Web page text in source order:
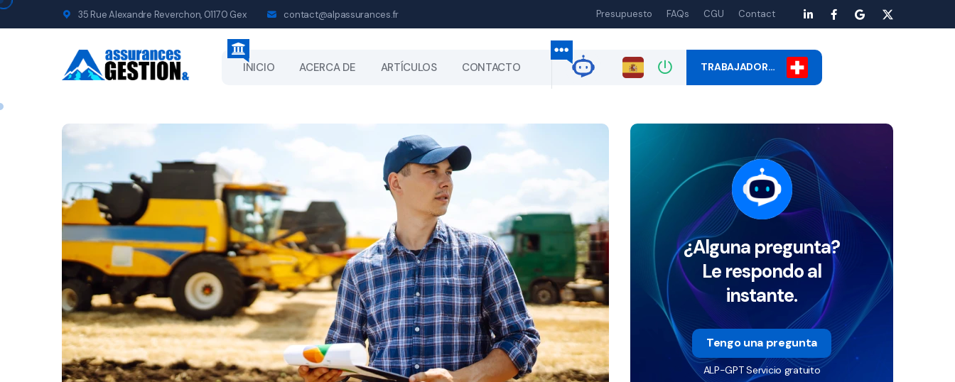
35 Rue Alexandre Reverchon, 01170 Gex contact@alpassurances.fr Presupuesto FAQs CGU Contact
INICIO ACERCA DE ARTÍCULOS CONTACTO TRABAJADOR…
¿Alguna pregunta?
Le respondo al
instante.
Tengo una pregunta
ALP-GPT Servicio gratuito